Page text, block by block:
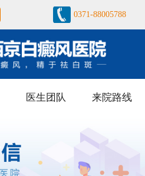
0371-88005788
医生团队 来院路线